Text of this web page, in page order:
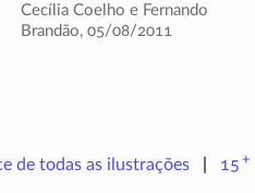
Cecília Coelho e Fernando
Brandão, 05/08/2011
de todas as ilustrações 15 +